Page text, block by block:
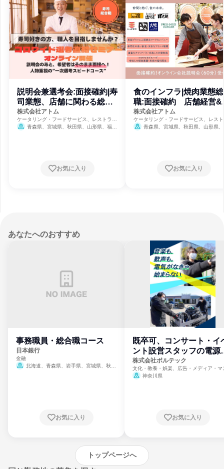
説明会兼選考会:面接確約|寿
司業態、店舗に関わる総合
職 AT
株式会社アトム
ケータリング・フードサービス、レストラ
ン・カフェ、飲食
青森県、宮城県、秋田県、山形県、福島
阪府、兵庫県、奈良県、山口県、福岡県、熊
8月31日締切
お気に入り
食のインフラ|焼肉業態
職:面接確約 店舗経営&
長 AT
株式会社アトム
ケータリング・フードサービス、レス
ン・カフェ、飲食
青森県、宮城県、秋田県、山形県
阪府、兵庫県、奈良県、山口県、福岡
8月31日締切
お気に入り
あなたへのおすすめ
事務職員・総合職コース
日本銀行
金融
北海道、青森県、岩手県、宮城県、秋田
崎県、熊本県、大分県、宮崎県、鹿児島県、
お気に入り
既卒可、コンサート・イ
ント設営スタッフの電源
門
株式会社ボルテック
文化・教養・娯楽、広告・メディア・マ
ミ、電力・ガス・水道・エネルギー
神奈川県
お気に入り
トップページへ